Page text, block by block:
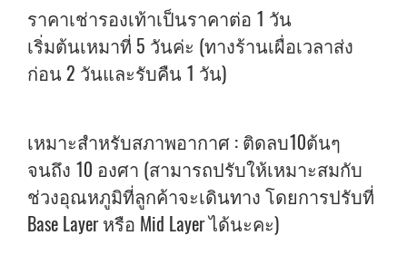
ราคาเช่ารองเท้าเป็นราคาต่อ 1 วัน
เริ่มต้นเหมาที่ 5 วันค่ะ (ทางร้านเผื่อเวลาส่ง
ก่อน 2 วันและรับคืน 1 วัน)
เหมาะสำหรับสภาพอากาศ : ติดลบ10ต้นๆ
จนถึง 10 องศา (สามารถปรับให้เหมาะสมกับ
ช่วงอุณหภูมิที่ลูกค้าจะเดินทาง โดยการปรับที่
Base Layer หรือ Mid Layer ได้นะคะ)